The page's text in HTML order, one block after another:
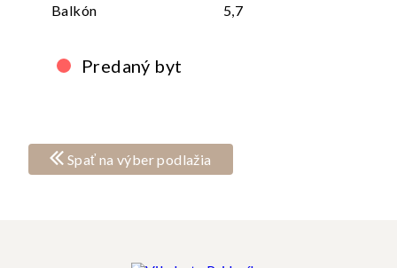
Balkón 5,7
Predaný byt
Spať na výber podlažia